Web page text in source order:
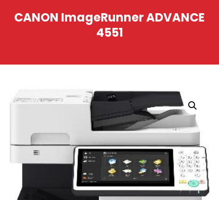
CANON ImageRunner ADVANCE
4551